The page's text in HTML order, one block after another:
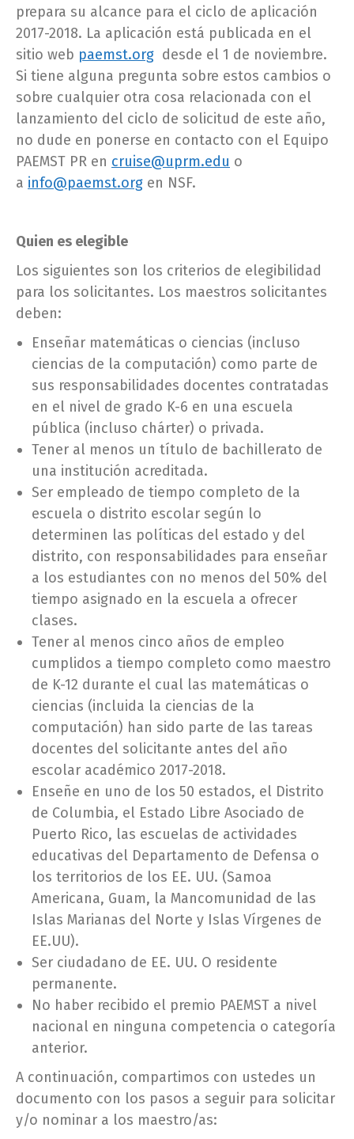
prepara su alcance para el ciclo de aplicación
2017-2018. La aplicación está publicada en el
sitio web paemst.org desde el 1 de noviembre.
Si tiene alguna pregunta sobre estos cambios o
sobre cualquier otra cosa relacionada con el
lanzamiento del ciclo de solicitud de este año,
no dude en ponerse en contacto con el Equipo
PAEMST PR en cruise@uprm.edu o
a info@paemst.org en NSF.
Quien es elegible
Los siguientes son los criterios de elegibilidad
para los solicitantes. Los maestros solicitantes
deben:
Enseñar matemáticas o ciencias (incluso
ciencias de la computación) como parte de
sus responsabilidades docentes contratadas
en el nivel de grado K-6 en una escuela
pública (incluso chárter) o privada.
Tener al menos un título de bachillerato de
una institución acreditada.
Ser empleado de tiempo completo de la
escuela o distrito escolar según lo
determinen las políticas del estado y del
distrito, con responsabilidades para enseñar
a los estudiantes con no menos del 50% del
tiempo asignado en la escuela a ofrecer
clases.
Tener al menos cinco años de empleo
cumplidos a tiempo completo como maestro
de K-12 durante el cual las matemáticas o
ciencias (incluida la ciencias de la
computación) han sido parte de las tareas
docentes del solicitante antes del año
escolar académico 2017-2018.
Enseñe en uno de los 50 estados, el Distrito
de Columbia, el Estado Libre Asociado de
Puerto Rico, las escuelas de actividades
educativas del Departamento de Defensa o
los territorios de los EE. UU. (Samoa
Americana, Guam, la Mancomunidad de las
Islas Marianas del Norte y Islas Vírgenes de
EE.UU).
Ser ciudadano de EE. UU. O residente
permanente.
No haber recibido el premio PAEMST a nivel
nacional en ninguna competencia o categoría
anterior.
A continuación, compartimos con ustedes un
documento con los pasos a seguir para solicitar
y/o nominar a los maestro/as: